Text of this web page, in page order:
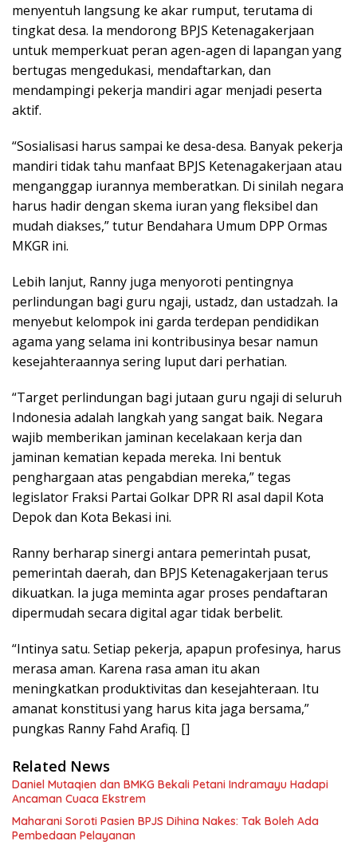
menyentuh langsung ke akar rumput, terutama di
tingkat desa. Ia mendorong BPJS Ketenagakerjaan
untuk memperkuat peran agen-agen di lapangan yang
bertugas mengedukasi, mendaftarkan, dan
mendampingi pekerja mandiri agar menjadi peserta
aktif.
“Sosialisasi harus sampai ke desa-desa. Banyak pekerja
mandiri tidak tahu manfaat BPJS Ketenagakerjaan atau
menganggap iurannya memberatkan. Di sinilah negara
harus hadir dengan skema iuran yang fleksibel dan
mudah diakses,” tutur Bendahara Umum DPP Ormas
MKGR ini.
Lebih lanjut, Ranny juga menyoroti pentingnya
perlindungan bagi guru ngaji, ustadz, dan ustadzah. Ia
menyebut kelompok ini garda terdepan pendidikan
agama yang selama ini kontribusinya besar namun
kesejahteraannya sering luput dari perhatian.
“Target perlindungan bagi jutaan guru ngaji di seluruh
Indonesia adalah langkah yang sangat baik. Negara
wajib memberikan jaminan kecelakaan kerja dan
jaminan kematian kepada mereka. Ini bentuk
penghargaan atas pengabdian mereka,” tegas
legislator Fraksi Partai Golkar DPR RI asal dapil Kota
Depok dan Kota Bekasi ini.
Ranny berharap sinergi antara pemerintah pusat,
pemerintah daerah, dan BPJS Ketenagakerjaan terus
dikuatkan. Ia juga meminta agar proses pendaftaran
dipermudah secara digital agar tidak berbelit.
“Intinya satu. Setiap pekerja, apapun profesinya, harus
merasa aman. Karena rasa aman itu akan
meningkatkan produktivitas dan kesejahteraan. Itu
amanat konstitusi yang harus kita jaga bersama,”
pungkas Ranny Fahd Arafiq. []
Related News
Daniel Mutaqien dan BMKG Bekali Petani Indramayu Hadapi
Ancaman Cuaca Ekstrem
Maharani Soroti Pasien BPJS Dihina Nakes: Tak Boleh Ada
Pembedaan Pelayanan